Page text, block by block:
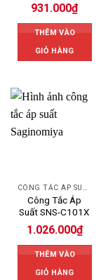
931.000₫
THÊM VÀO
GIỎ HÀNG
CÔNG TẮC ÁP SUẤT SAGINOMIYA
Công Tắc Áp
Suất SNS-C101X
1.026.000₫
THÊM VÀO
GIỎ HÀNG